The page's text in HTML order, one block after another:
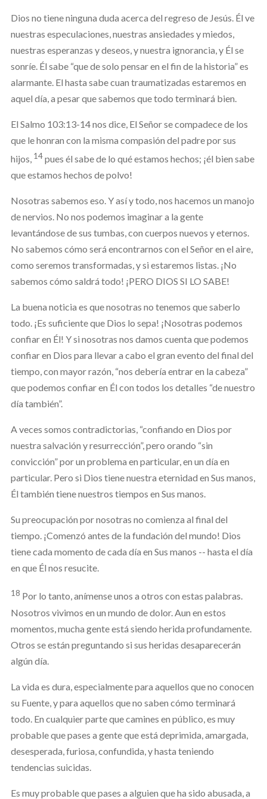
Dios no tiene ninguna duda acerca del regreso de Jesús. Él ve
nuestras especulaciones, nuestras ansiedades y miedos,
nuestras esperanzas y deseos, y nuestra ignorancia, y Él se
sonríe. Él sabe “que de solo pensar en el fin de la historia” es
alarmante. El hasta sabe cuan traumatizadas estaremos en
aquel día, a pesar que sabemos que todo terminará bien.
El Salmo 103:13-14 nos dice, El Señor se compadece de los
que le honran con la misma compasión del padre por sus
hijos, 14pues él sabe de lo qué estamos hechos; ¡él bien sabe
que estamos hechos de polvo!
Nosotras sabemos eso. Y así y todo, nos hacemos un manojo
de nervios. No nos podemos imaginar a la gente
levantándose de sus tumbas, con cuerpos nuevos y eternos.
No sabemos cómo será encontrarnos con el Señor en el aire,
como seremos transformadas, y si estaremos listas. ¡No
sabemos cómo saldrá todo! ¡PERO DIOS SI LO SABE!
La buena noticia es que nosotras no tenemos que saberlo
todo. ¡Es suficiente que Dios lo sepa! ¡Nosotras podemos
confiar en Él! Y si nosotras nos damos cuenta que podemos
confiar en Dios para llevar a cabo el gran evento del final del
tiempo, con mayor razón, “nos debería entrar en la cabeza”
que podemos confiar en Él con todos los detalles “de nuestro
día también”.
A veces somos contradictorias, “confiando en Dios por
nuestra salvación y resurrección”, pero orando “sin
convicción” por un problema en particular, en un día en
particular. Pero si Dios tiene nuestra eternidad en Sus manos,
Él también tiene nuestros tiempos en Sus manos.
Su preocupación por nosotras no comienza al final del
tiempo. ¡Comenzó antes de la fundación del mundo! Dios
tiene cada momento de cada día en Sus manos -- hasta el día
en que Él nos resucite.
18 Por lo tanto, anímense unos a otros con estas palabras.
Nosotros vivimos en un mundo de dolor. Aun en estos
momentos, mucha gente está siendo herida profundamente.
Otros se están preguntando si sus heridas desaparecerán
algún día.
La vida es dura, especialmente para aquellos que no conocen
su Fuente, y para aquellos que no saben cómo terminará
todo. En cualquier parte que camines en público, es muy
probable que pases a gente que está deprimida, amargada,
desesperada, furiosa, confundida, y hasta teniendo
tendencias suicidas.
Es muy probable que pases a alguien que ha sido abusada, a